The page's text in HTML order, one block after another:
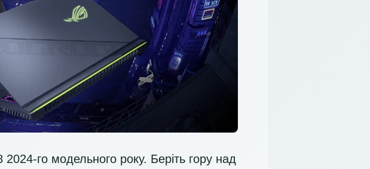
го модельного року. Беріть гору над